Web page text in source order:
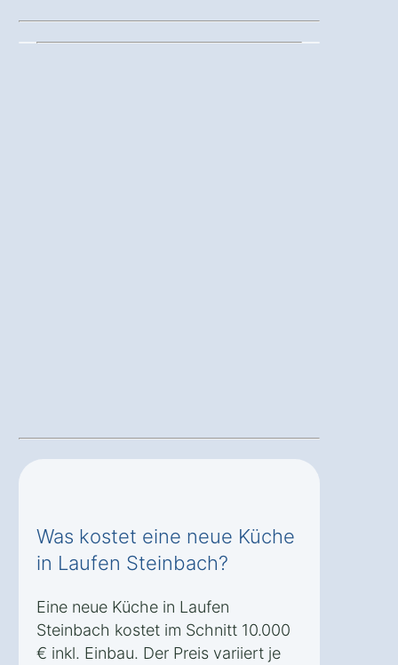
Was kostet eine neue Küche
in Laufen Steinbach?
Eine neue Küche in Laufen
Steinbach kostet im Schnitt 10.000
€ inkl. Einbau. Der Preis variiert je